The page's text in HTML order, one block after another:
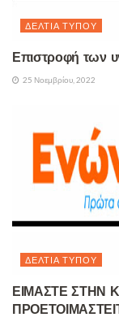
ΔΕΛΤΊΑ ΤΎΠΟΥ
Επιστροφή των
25 Νοεμβρίου, 2022
ΔΕΛΤΊΑ ΤΎΠΟΥ
ΕΙΜΑΣΤΕ ΣΤΗΝ